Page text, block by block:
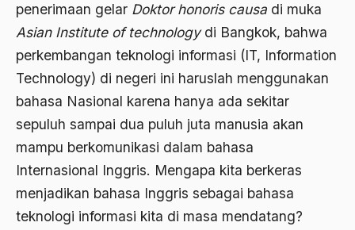
penerimaan gelar Doktor honoris causa di muka
Asian Institute of technologydi Bangkok, bahwa
perkembangan teknologi informasi (IT, Information
Technology) di negeri ini haruslah menggunakan
bahasa Nasional karena hanya ada sekitar
sepuluh sampai dua puluh juta manusia akan
mampu berkomunikasi dalam bahasa
Internasional Inggris. Mengapa kita berkeras
menjadikan bahasa Inggris sebagai bahasa
teknologi informasi kita di masa mendatang?
Aktivis
Aktivis Muda
akulturasi budaya
Al Asnawi
al qaeda
Al-Azhar